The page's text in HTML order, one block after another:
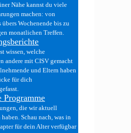
Nähe kannst du viele
machen: von
Wochenende bis zu
monatlichen Treffen.
wissen, welche
andere mit CISV gemacht
und Eltern haben
für dich
Programme
die wir aktuell
Schau nach, was in
für dein Alter verfügbar